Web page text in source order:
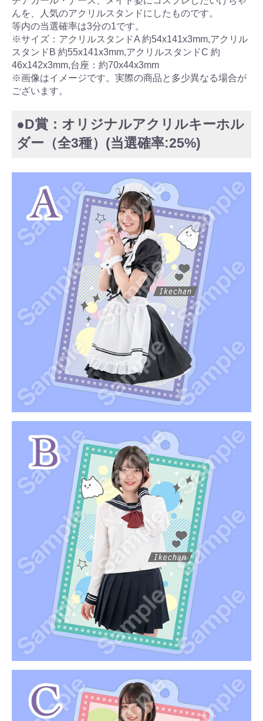
んを、人気のアクリルスタンドにしたものです。
等内の当選確率は3分の1です。
※サイズ：アクリルスタンドA 約54x141x3mm,アクリル
スタンドB 約55x141x3mm,アクリルスタンドC 約
46x142x3mm,台座：約70x44x3mm
※画像はイメージです。実際の商品と多少異なる場合が
ございます。
●D賞：オリジナルアクリルキーホル
ダー（全3種）(当選確率:25%)